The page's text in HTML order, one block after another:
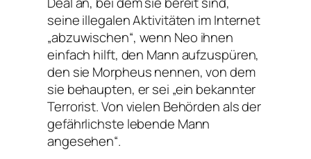
seine illegalen Aktivitäten im Internet
„abzuwischen“, wenn Neo ihnen
einfach hilft, den Mann aufzuspüren,
den sie Morpheus nennen, von dem
sie behaupten, er sei „ein bekannter
Terrorist. Von vielen Behörden als der
gefährlichste lebende Mann
angesehen“.